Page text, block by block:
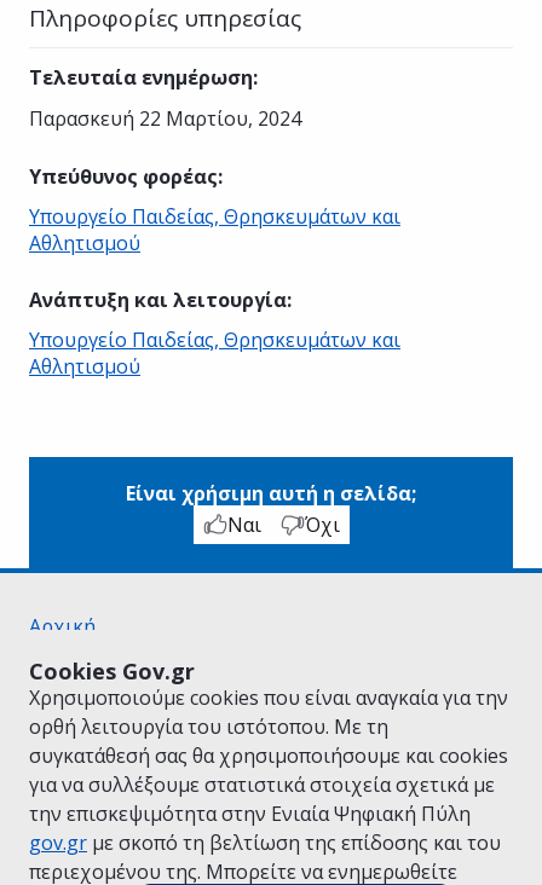
Cookies Gov.gr
Χρησιμοποιούμε cookies που είναι αναγκαία για την
ορθή λειτουργία του ιστότοπου. Με τη
συγκατάθεσή σας θα χρησιμοποιήσουμε και cookies
για να συλλέξουμε στατιστικά στοιχεία σχετικά με
την επισκεψιμότητα στην Ενιαία Ψηφιακή Πύλη
gov.gr με σκοπό τη βελτίωση της επίδοσης και του
περιεχομένου της. Μπορείτε να ενημερωθείτε
Πληροφορίες υπηρεσίας
Τελευταία ενημέρωση:
Παρασκευή 22 Μαρτίου, 2024
Υπεύθυνος φορέας:
Υπουργείο Παιδείας, Θρησκευμάτων και
Αθλητισμού
Ανάπτυξη και λειτουργία:
Υπουργείο Παιδείας, Θρησκευμάτων και
Αθλητισμού
Είναι χρήσιμη αυτή η σελίδα;
Ναι
Όχι
Αρχική
Όροι Χρήσης
Πολιτική Απορρήτου
Δήλωση προσβασιμότητας
Πολιτική cookies
Προτάσεις για το gov.gr
Υλοποίηση από το Υπουργείο Ψηφιακής
Διακυβέρνησης